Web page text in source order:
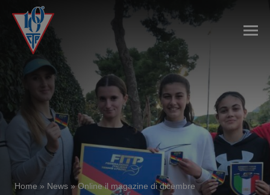
Home » News »Online il magazine di dicembre